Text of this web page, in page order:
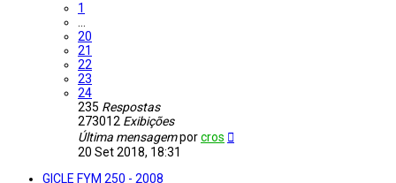
1
…
20
21
22
23
24
235 Respostas
273012 Exibições
Última mensagemporcros
20 Set 2018, 18:31
GICLE FYM 250 - 2008